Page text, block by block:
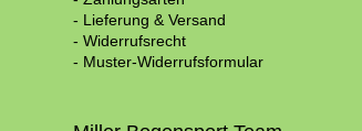
- Lieferung & Versand
- Widerrufsrecht
- Muster-Widerrufsformular